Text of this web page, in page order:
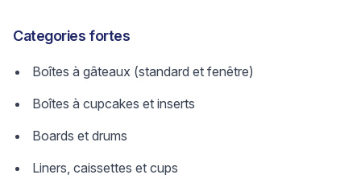
Categories fortes
Boîtes à gâteaux (standard et fenêtre)
Boîtes à cupcakes et inserts
Boards et drums
Liners, caissettes et cups